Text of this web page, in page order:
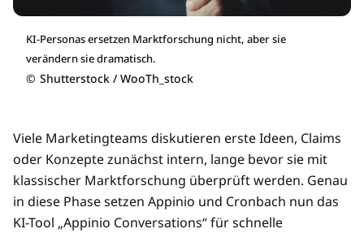
KI-Personas ersetzen Marktforschung nicht, aber sie
verändern sie dramatisch.
© Shutterstock / WooTh_stock
Viele Marketingteams diskutieren erste Ideen, Claims
oder Konzepte zunächst intern, lange bevor sie mit
klassischer Marktforschung überprüft werden. Genau
in diese Phase setzen Appinio und Cronbach nun das
KI-Tool „Appinio Conversations“ für schnelle